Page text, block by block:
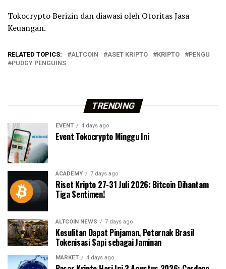
Tokocrypto Berizin dan diawasi oleh Otoritas Jasa
Keuangan.
RELATED TOPICS: ALTCOIN ASET KRIPTO KRIPTO
PENGU
PUDGY PENGUINS
TRENDING
EVENT 4 days ago
Event Tokocrypto Minggu Ini
ACADEMY 7 days ago
Riset Kripto 27-31 Juli 2026: Bitcoin Dihantam
Tiga Sentimen!
ALTCOIN NEWS 7 days ago
Kesulitan Dapat Pinjaman, Peternak Brasil
Tokenisasi Sapi sebagai Jaminan
MARKET 4 days ago